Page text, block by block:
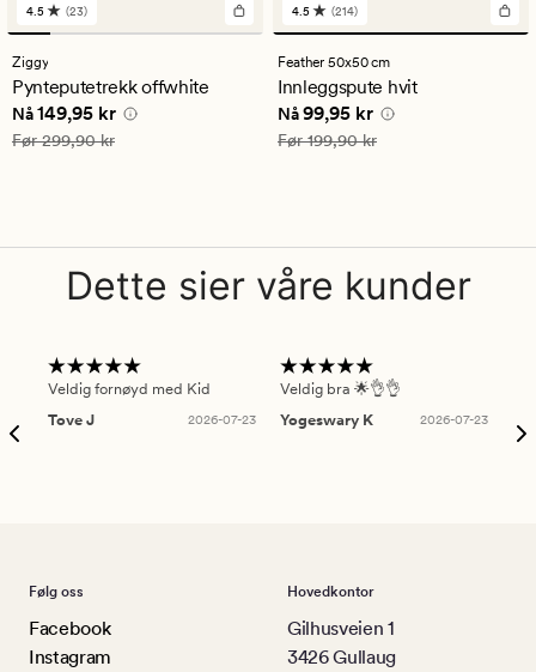
23
anmeldelser
med
en
gjennomsnittlig
vurdering
på
4.5
4.5 (23)
Ziggy
Pynteputetrekk offwhite
Nåværende pris
Nå149,95 kr
Vanlig pris 299,90 kr
Før299,90 kr
214
anmeldelser
med
en
gjennomsnittlig
vurdering
på
4.5
4.5 (214)
Feather 50x50 cm
Innleggspute hvit
Nåværende pris
Nå99,95 kr
Vanlig pris 199,90 kr
Før199,90 kr
Dette sier våre kunder
Veldig fornøyd med Kid
Tove J
2026-07-23
Veldig bra 🌟👌👌
Yogeswary K
2026-07-23
Følg oss
Facebook
Instagram
Hovedkontor
Gilhusveien 1
3426 Gullaug